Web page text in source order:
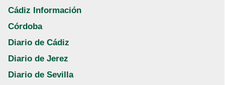
Cádiz Información
Córdoba
Diario de Cádiz
Diario de Jerez
Diario de Sevilla